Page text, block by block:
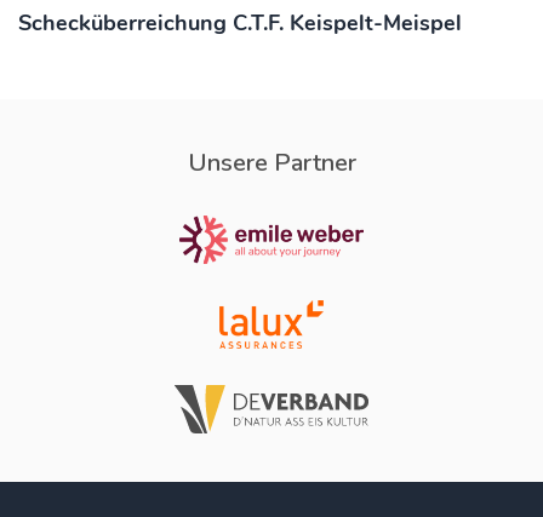
Schecküberreichung C.T.F. Keispelt-Meispel
Unsere Partner